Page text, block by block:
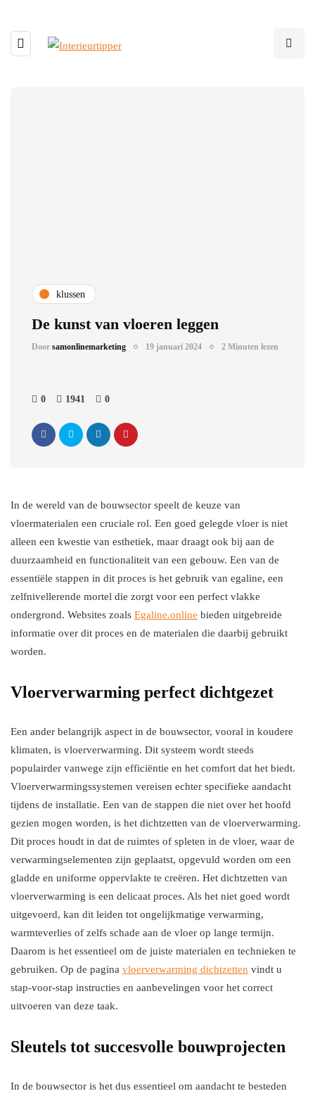
klussen
De kunst van vloeren leggen
Door samonlinemarketing 19 januari 2024 2 Minuten lezen
0 1941 0
In de wereld van de bouwsector speelt de keuze van
vloermaterialen een cruciale rol. Een goed gelegde vloer is niet
alleen een kwestie van esthetiek, maar draagt ook bij aan de
duurzaamheid en functionaliteit van een gebouw. Een van de
essentiële stappen in dit proces is het gebruik van egaline, een
zelfnivellerende mortel die zorgt voor een perfect vlakke
ondergrond. Websites zoals Egaline.online bieden uitgebreide
informatie over dit proces en de materialen die daarbij gebruikt
worden.
Vloerverwarming perfect dichtgezet
Een ander belangrijk aspect in de bouwsector, vooral in koudere
klimaten, is vloerverwarming. Dit systeem wordt steeds
populairder vanwege zijn efficiëntie en het comfort dat het biedt.
Vloerverwarmingssystemen vereisen echter specifieke aandacht
tijdens de installatie. Een van de stappen die niet over het hoofd
gezien mogen worden, is het dichtzetten van de vloerverwarming.
Dit proces houdt in dat de ruimtes of spleten in de vloer, waar de
verwarmingselementen zijn geplaatst, opgevuld worden om een
gladde en uniforme oppervlakte te creëren. Het dichtzetten van
vloerverwarming is een delicaat proces. Als het niet goed wordt
uitgevoerd, kan dit leiden tot ongelijkmatige verwarming,
warmteverlies of zelfs schade aan de vloer op lange termijn.
Daarom is het essentieel om de juiste materialen en technieken te
gebruiken. Op de pagina vloerverwarming dichtzetten vindt u
stap-voor-stap instructies en aanbevelingen voor het correct
uitvoeren van deze taak.
Sleutels tot succesvolle bouwprojecten
In de bouwsector is het dus essentieel om aandacht te besteden